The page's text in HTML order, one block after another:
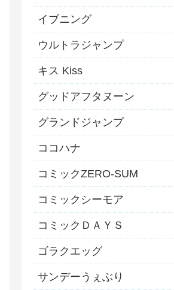
イブニング
ウルトラジャンプ
キス Kiss
グッドアフタヌーン
グランドジャンプ
ココハナ
コミックZERO-SUM
コミックシーモア
コミックＤＡＹＳ
ゴラクエッグ
サンデーうぇぶり